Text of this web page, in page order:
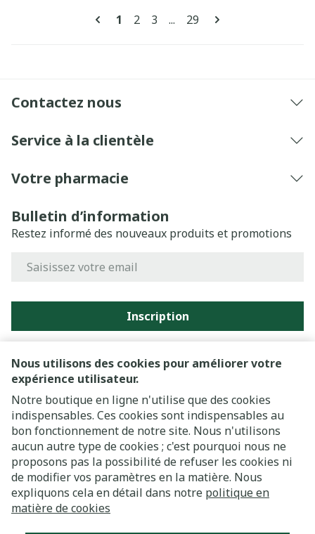
Nous utilisons des cookies pour améliorer votre
expérience utilisateur.
Notre boutique en ligne n'utilise que des cookies
indispensables. Ces cookies sont indispensables au
bon fonctionnement de notre site. Nous n'utilisons
aucun autre type de cookies ; c'est pourquoi nous ne
proposons pas la possibilité de refuser les cookies ni
de modifier vos paramètres en la matière. Nous
expliquons cela en détail dans notre politique en
matière de cookies
Pages
Vous lisez actuellement la page
1 Page
2 Page
3 ... Page
29
Contactez nous
Service à la clientèle
Votre pharmacie
Bulletin d’information
Restez informé des nouveaux produits et promotions
Inscription
En cliquant sur s'abonner, vous vous abonnez à notre
newsletter et acceptez notrepolitique de confidentialité.
Liens légaux